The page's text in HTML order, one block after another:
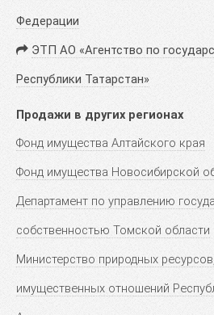
Федерации
ЭТП АО «Агентство по
Республики Татарстан»
Продажи в других регионах
Фонд имущества Алтайского края
Фонд имущества Новосибирской
Департамент по управлению
собственностью Томской области
Министерство природных
имущественных отношений